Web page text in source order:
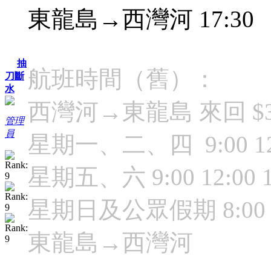
抽
刀斷
水
管理
員
東龍島→西灣河 17:30
航班時間（舊）：
西灣河→東龍島 來回
星期一、二、四 9:00
星期五、六 9:00 12:00
星期日及公眾假期 8:00
東龍島→西灣河